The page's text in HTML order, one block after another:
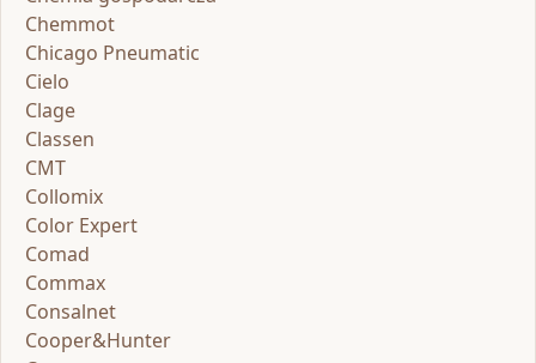
Chemmot
Chicago Pneumatic
Cielo
Clage
Classen
CMT
Collomix
Color Expert
Comad
Commax
Consalnet
Cooper&Hunter